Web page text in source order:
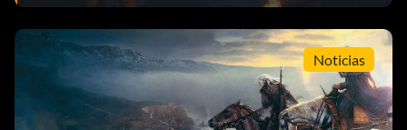
Noticias